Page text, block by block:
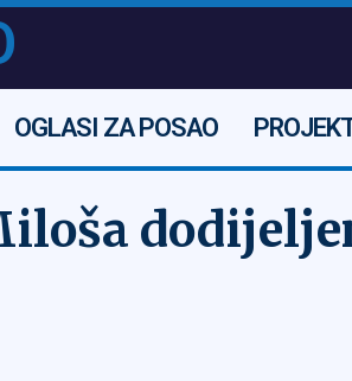
OGLASI ZA POSAO